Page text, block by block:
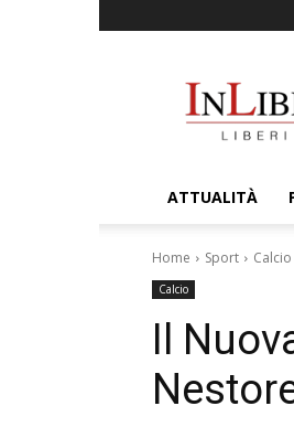
ATTUALITÀ
Home Sport Calcio
Calcio
Il